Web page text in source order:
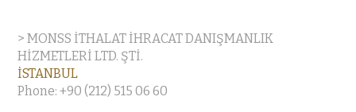
> MONSS İTHALAT İHRACAT DANIŞMANLIK
HİZMETLERİ LTD. ŞTİ.
İSTANBUL
Phone: +90 (212) 515 06 60